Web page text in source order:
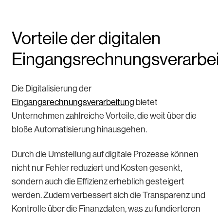
Vorteile der digitalen
Die Digitalisierung der
Eingangsrechnungsverarbeitung bietet
Unternehmen zahlreiche Vorteile, die weit über die
bloße Automatisierung hinausgehen.
Durch die Umstellung auf digitale Prozesse können
nicht nur Fehler reduziert und Kosten gesenkt,
sondern auch die Effizienz erheblich gesteigert
werden. Zudem verbessert sich die Transparenz und
Kontrolle über die Finanzdaten, was zu fundierteren